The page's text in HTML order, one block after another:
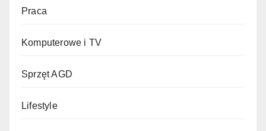
Praca
Komputerowe i TV
Sprzęt AGD
Lifestyle